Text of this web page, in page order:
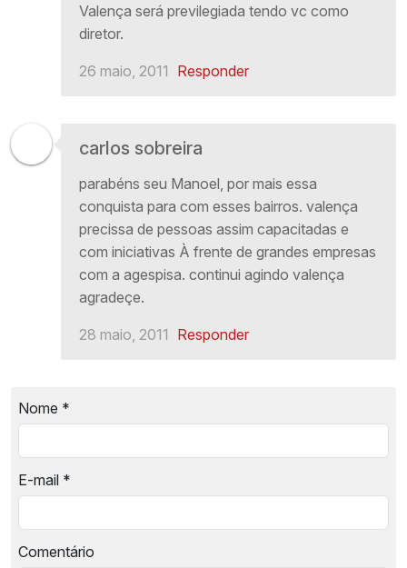
Valença será previlegiada tendo vc como
diretor.
26 maio, 2011 Responder
carlos sobreira
parabéns seu Manoel, por mais essa
conquista para com esses bairros. valença
precissa de pessoas assim capacitadas e
com iniciativas À frente de grandes empresas
com a agespisa. continui agindo valença
agradeçe.
28 maio, 2011 Responder
Nome *
E-mail *
Comentário